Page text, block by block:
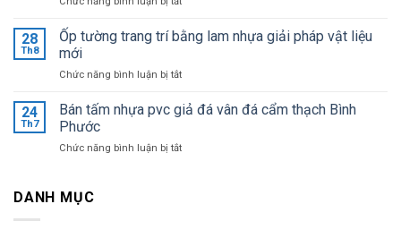
giá
tại
tư
cáo
giá
nhất
điểm
cần
ý
lắp
chống
28
Th8
Ốp tường trang trí bằng lam nhựa giải pháp vật liệu
mới
Chức năng bình luận bị tắtở
tường
bằng
24
Th7
Bán tấm nhựa pvc giả đá vân đá cẩm thạch Bình
Phước
Chức năng bình luận bị tắtở
DANH MỤC